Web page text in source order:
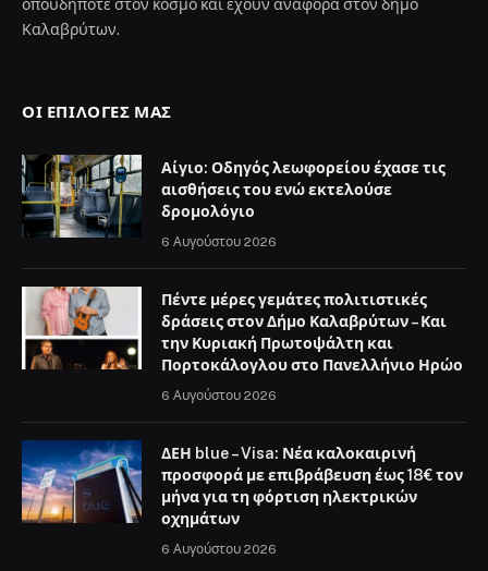
οπουδήποτε στον κόσμο και έχουν αναφορά στον δήμο
Καλαβρύτων.
ΟΙ ΕΠΙΛΟΓΈΣ ΜΑΣ
Αίγιο: Οδηγός λεωφορείου έχασε τις
αισθήσεις του ενώ εκτελούσε
δρομολόγιο
6 Αυγούστου 2026
Πέντε μέρες γεμάτες πολιτιστικές
δράσεις στον Δήμο Καλαβρύτων – Και
την Κυριακή Πρωτοψάλτη και
Πορτοκάλογλου στο Πανελλήνιο Ηρώο
6 Αυγούστου 2026
ΔΕΗ blue – Visa: Νέα καλοκαιρινή
προσφορά με επιβράβευση έως 18€ τον
μήνα για τη φόρτιση ηλεκτρικών
οχημάτων
6 Αυγούστου 2026